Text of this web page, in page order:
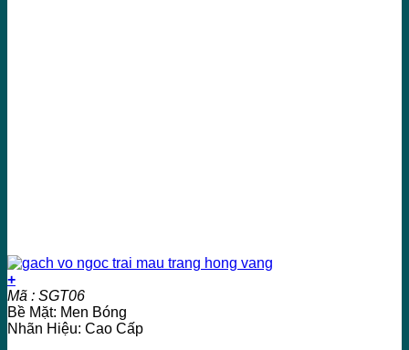
+
Mã : SGT06
Bề Mặt: Men Bóng
Nhãn Hiệu: Cao Cấp